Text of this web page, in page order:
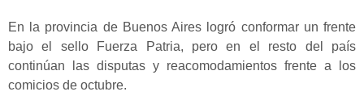
En la provincia de Buenos Aires logró conformar un frente
bajo el sello Fuerza Patria, pero en el resto del país
continúan las disputas y reacomodamientos frente a los
comicios de octubre.